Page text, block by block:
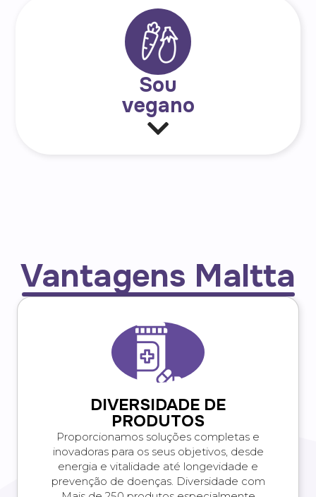
Sou
vegano
Vantagens Maltta
DIVERSIDADE DE
PRODUTOS
Proporcionamos soluções completas e
inovadoras para os seus objetivos, desde
energia e vitalidade até longevidade e
prevenção de doenças. Diversidade com